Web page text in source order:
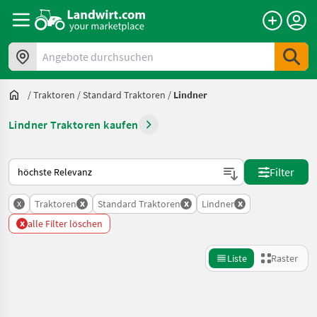
Angebote durchsuchen
/Traktoren /Standard Traktoren / Lindner
Lindner Traktoren kaufen
So wird auf Landwirt.com sortiert
Filter
x Traktoren x Standard Traktoren x Lindner x
x alle Filter löschen
Liste Raster